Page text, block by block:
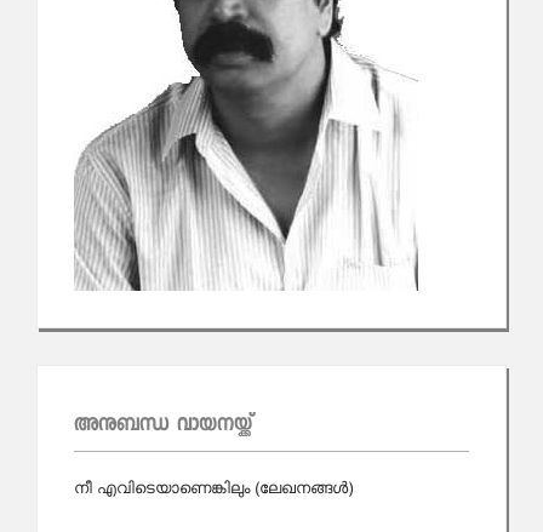
അനുബന്ധ വായനയ്ക്ക്
നീ എവിടെയാണെങ്കിലും (ലേഖനങ്ങള്‍)